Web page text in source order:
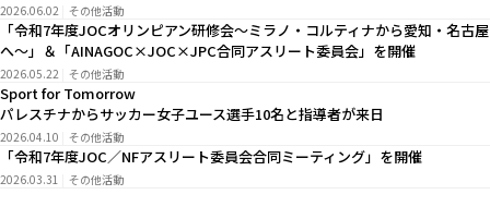
2026.06.02 その他活動
「令和7年度JOCオリンピアン研修会～ミラノ・コルティナから愛知・名古屋
へ～」＆「AINAGOC×JOC×JPC合同アスリート委員会」を開催
2026.05.22 その他活動
Sport for Tomorrow
パレスチナからサッカー女子ユース選手10名と指導者が来日
2026.04.10 その他活動
「令和7年度JOC／NFアスリート委員会合同ミーティング」を開催
2026.03.31 その他活動